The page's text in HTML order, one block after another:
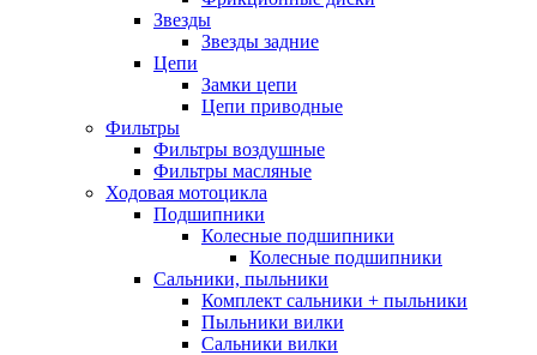
Звезды
Звезды задние
Цепи
Замки цепи
Цепи приводные
Фильтры
Фильтры воздушные
Фильтры масляные
Ходовая мотоцикла
Подшипники
Колесные подшипники
Колесные подшипники
Сальники, пыльники
Комплект сальники + пыльники
Пыльники вилки
Сальники вилки